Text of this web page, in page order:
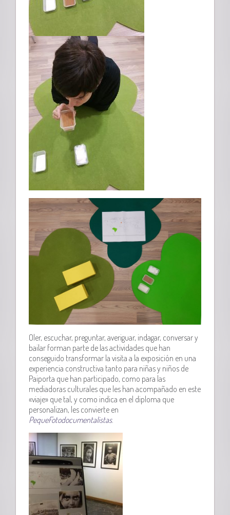
Oler, escuchar, preguntar, averiguar, indagar, conversar y
bailar forman parte de las actividades que han
conseguido transformar la visita a la exposición en una
experiencia constructiva tanto para niñas y niños de
Paiporta que han participado, como para las
mediadoras culturales que les han acompañado en este
«viaje» que tal, y como indica en el diploma que
personalizan, les convierte en
PequeFotodocumentalistas.